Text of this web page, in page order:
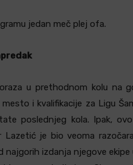
jedan meč plej ofa.
u prethodnom kolu na
i kvalifikacije za Ligu
poslednjeg kola. Ipak,
Lazetić je bio veoma
najgorih izdanja njegove